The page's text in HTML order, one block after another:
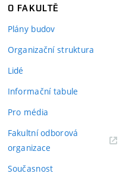
O FAKULTĚ
Plány budov
Organizační struktura
Lidé
Informační tabule
Pro média
Fakultní odborová
organizace
Současnost